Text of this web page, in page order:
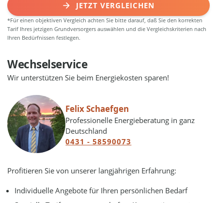
JETZT VERGLEICHEN
*Für einen objektiven Vergleich achten Sie bitte darauf, daß Sie den korrekten
Tarif Ihres jetzigen Grundversorgers auswählen und die Vergleichskriterien nach
Ihren Bedürfnissen festlegen.
Wechselservice
Wir unterstützen Sie beim Energiekosten sparen!
Felix Schaefgen
Professionelle Energieberatung in ganz
Deutschland
0431 - 58590073
Profitieren Sie von unserer langjährigen Erfahrung:
Individuelle Angebote für Ihren persönlichen Bedarf